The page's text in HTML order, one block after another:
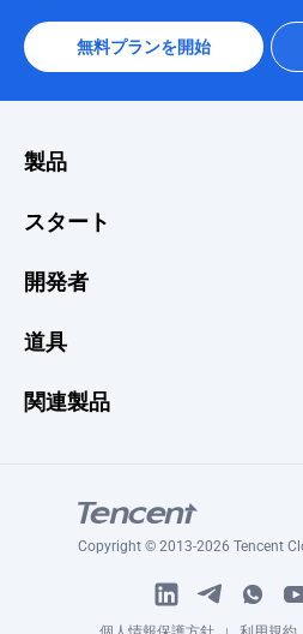
無料プランを開始
製品
エッジアクセラレーション＆セキュ
辺縁関数
スタート
価格
コンソール
開発者
ドキュメンテーション
ブログ
道具
ウェブサイトのスピードテスト
HLSプレイヤー
ピングテスト
SSL証明書チェッカー
関連製品
Tencent VooV Meeting
Copyright © 2013-2026 Tencent